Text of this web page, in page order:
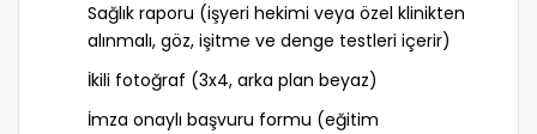
Sağlık raporu (işyeri hekimi veya özel klinikten
alınmalı, göz, işitme ve denge testleri içerir)
İkili fotoğraf (3x4, arka plan beyaz)
İmza onaylı başvuru formu (eğitim